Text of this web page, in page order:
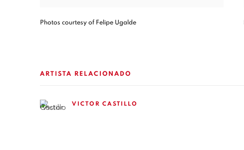
Photos courtesy of Felipe Ugalde
ARTISTA RELACIONADO
VICTOR CASTILLO